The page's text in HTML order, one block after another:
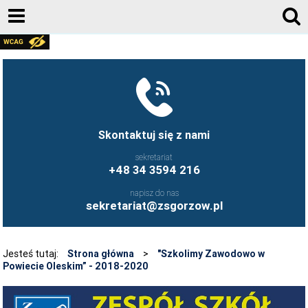
Skontaktuj się z nami
sekretariat
+48 34 3594 216
napisz do nas
sekretariat@zsgorzow.pl
AKTUALNOŚCI
UCZNIOWIE ZS GORZÓW ŚLĄSKI - FB
FRYZJERSTWO NASZEJ SZKOŁY - FB
O SZKOLE
GALERIA ZDJĘĆ 2020-2026
Jesteś tutaj: Strona główna >
"Szkolimy Zawodowo w
Powiecie Oleskim” - 2018-2020